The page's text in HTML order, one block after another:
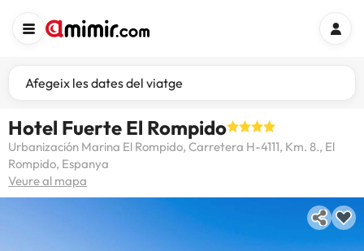
Afegeix les dates del viatge
Hotel Fuerte El Rompido
Urbanización Marina El Rompido, Carretera H-4111, Km. 8., El
Rompido, Espanya
Veure al mapa